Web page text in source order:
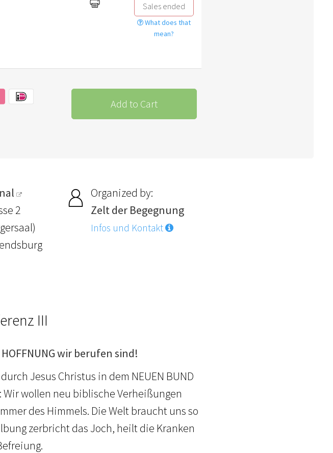
Sales ended
What does that
mean?
Add to Cart
2
Organized by:
Zelt der Begegnung
Infos und Kontakt
III
wir berufen sind!
Jesus Christus in dem NEUEN BUND
wollen neu biblische Verheißungen
des Himmels. Die Welt braucht uns so
zerbricht das Joch, heilt die Kranken